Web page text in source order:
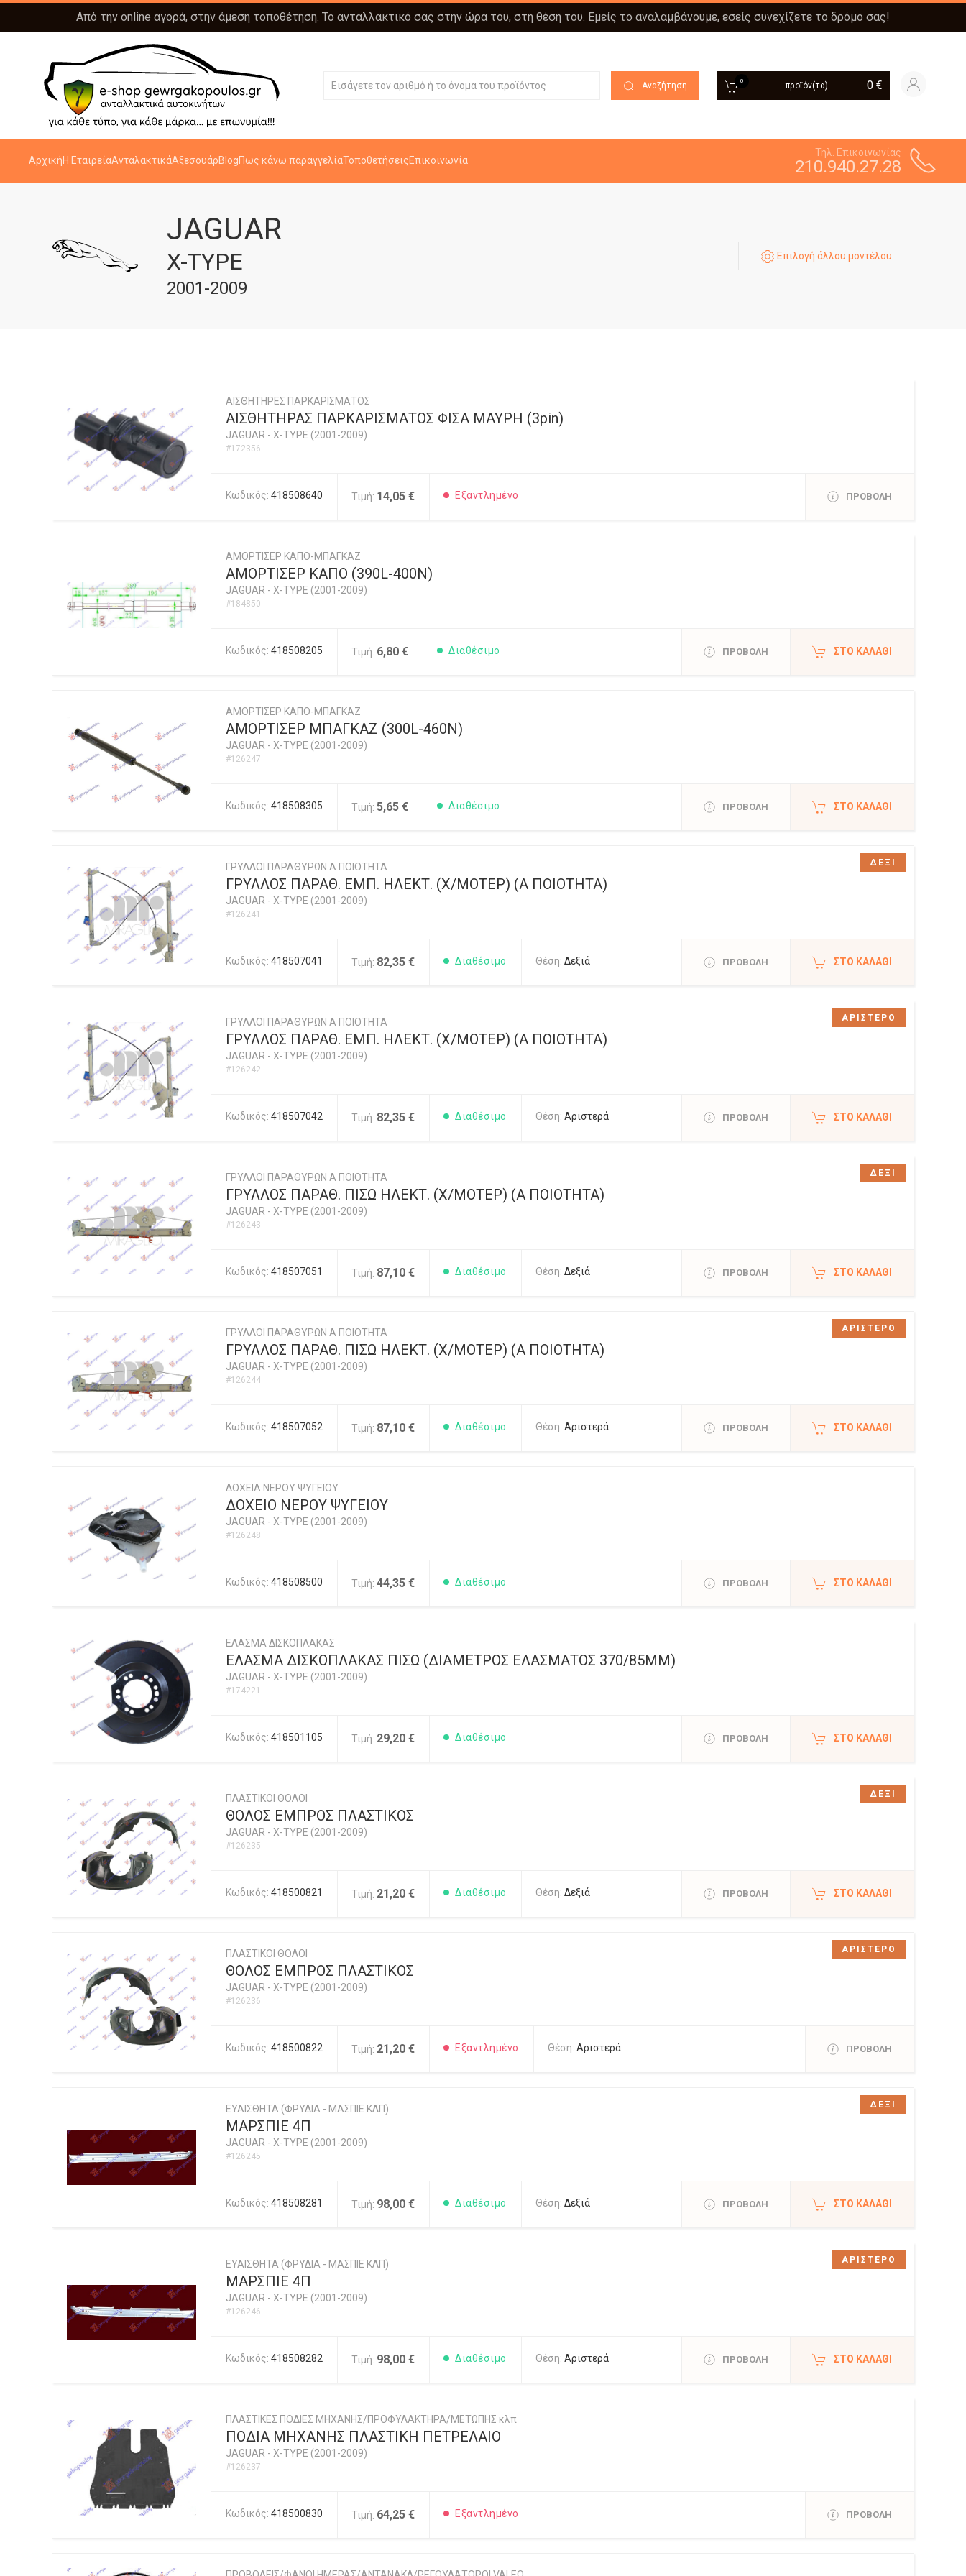
Από την online αγορά, στην άμεση τοποθέτηση. Το ανταλλακτικό σας στην ώρα του, στη θέση του. Εμείς το αναλαμβάνουμε, εσείς συνεχίζετε το δρόμο σας!
Αναζήτηση 0 προϊόν(τα) 0 €
ΑρχικήΗ ΕταιρείαΑνταλακτικάΑξεσουάρBlogΠως κάνω παραγγελίαΤοποθετήσειςΕπικοινωνία
Τηλ. Επικοινωνίας
210.940.27.28
JAGUAR
X-TYPE
2001-2009
Επιλογή άλλου μοντέλου
ΑΙΣΘΗΤΗΡΕΣ ΠΑΡΚΑΡΙΣΜΑΤΟΣ
ΑΙΣΘΗΤΗΡΑΣ ΠΑΡΚΑΡΙΣΜΑΤΟΣ ΦΙΣΑ ΜΑΥΡΗ (3pin)
JAGUAR - X-TYPE (2001-2009)
#172356
Κωδικός: 418508640 Τιμή: 14,05 € Εξαντλημένο ΠΡΟΒΟΛΗ
ΑΜΟΡΤΙΣΕΡ ΚΑΠΟ-ΜΠΑΓΚΑΖ
ΑΜΟΡΤΙΣΕΡ ΚΑΠΟ (390L-400N)
JAGUAR - X-TYPE (2001-2009)
#184850
Κωδικός: 418508205 Τιμή: 6,80 € Διαθέσιμο ΠΡΟΒΟΛΗ ΣΤΟ ΚΑΛΆΘΙ
ΑΜΟΡΤΙΣΕΡ ΚΑΠΟ-ΜΠΑΓΚΑΖ
ΑΜΟΡΤΙΣΕΡ ΜΠΑΓΚΑΖ (300L-460N)
JAGUAR - X-TYPE (2001-2009)
#126247
Κωδικός: 418508305 Τιμή: 5,65 € Διαθέσιμο ΠΡΟΒΟΛΗ ΣΤΟ ΚΑΛΆΘΙ
ΓΡΥΛΛΟΙ ΠΑΡΑΘΥΡΩΝ Α ΠΟΙΟΤΗΤΑ
ΓΡΥΛΛΟΣ ΠΑΡΑΘ. ΕΜΠ. ΗΛΕΚΤ. (Χ/ΜΟΤΕΡ) (Α ΠΟΙΟΤΗΤΑ)
JAGUAR - X-TYPE (2001-2009)
#126241
Κωδικός: 418507041 Τιμή: 82,35 € Διαθέσιμο Θέση: Δεξιά ΠΡΟΒΟΛΗ ΣΤΟ ΚΑΛΆΘΙ
ΔΕΞΙ
ΓΡΥΛΛΟΙ ΠΑΡΑΘΥΡΩΝ Α ΠΟΙΟΤΗΤΑ
ΓΡΥΛΛΟΣ ΠΑΡΑΘ. ΕΜΠ. ΗΛΕΚΤ. (Χ/ΜΟΤΕΡ) (Α ΠΟΙΟΤΗΤΑ)
JAGUAR - X-TYPE (2001-2009)
#126242
Κωδικός: 418507042 Τιμή: 82,35 € Διαθέσιμο Θέση: Αριστερά ΠΡΟΒΟΛΗ ΣΤΟ ΚΑΛΆΘΙ
ΑΡΙΣΤΕΡΟ
ΓΡΥΛΛΟΙ ΠΑΡΑΘΥΡΩΝ Α ΠΟΙΟΤΗΤΑ
ΓΡΥΛΛΟΣ ΠΑΡΑΘ. ΠΙΣΩ ΗΛΕΚΤ. (Χ/ΜΟΤΕΡ) (Α ΠΟΙΟΤΗΤΑ)
JAGUAR - X-TYPE (2001-2009)
#126243
Κωδικός: 418507051 Τιμή: 87,10 € Διαθέσιμο Θέση: Δεξιά ΠΡΟΒΟΛΗ ΣΤΟ ΚΑΛΆΘΙ
ΔΕΞΙ
ΓΡΥΛΛΟΙ ΠΑΡΑΘΥΡΩΝ Α ΠΟΙΟΤΗΤΑ
ΓΡΥΛΛΟΣ ΠΑΡΑΘ. ΠΙΣΩ ΗΛΕΚΤ. (Χ/ΜΟΤΕΡ) (Α ΠΟΙΟΤΗΤΑ)
JAGUAR - X-TYPE (2001-2009)
#126244
Κωδικός: 418507052 Τιμή: 87,10 € Διαθέσιμο Θέση: Αριστερά ΠΡΟΒΟΛΗ ΣΤΟ ΚΑΛΆΘΙ
ΑΡΙΣΤΕΡΟ
ΔΟΧΕΙΑ ΝΕΡΟΥ ΨΥΓΕΙΟΥ
ΔΟΧΕΙΟ ΝΕΡΟΥ ΨΥΓΕΙΟΥ
JAGUAR - X-TYPE (2001-2009)
#126248
Κωδικός: 418508500 Τιμή: 44,35 € Διαθέσιμο ΠΡΟΒΟΛΗ ΣΤΟ ΚΑΛΆΘΙ
ΕΛΑΣΜΑ ΔΙΣΚΟΠΛΑΚΑΣ
ΕΛΑΣΜΑ ΔΙΣΚΟΠΛΑΚΑΣ ΠΙΣΩ (ΔΙΑΜΕΤΡΟΣ ΕΛΑΣΜΑΤΟΣ 370/85ΜΜ)
JAGUAR - X-TYPE (2001-2009)
#174221
Κωδικός: 418501105 Τιμή: 29,20 € Διαθέσιμο ΠΡΟΒΟΛΗ ΣΤΟ ΚΑΛΆΘΙ
ΠΛΑΣΤΙΚΟΙ ΘΟΛΟΙ
ΘΟΛΟΣ ΕΜΠΡΟΣ ΠΛΑΣΤΙΚΟΣ
JAGUAR - X-TYPE (2001-2009)
#126235
Κωδικός: 418500821 Τιμή: 21,20 € Διαθέσιμο Θέση: Δεξιά ΠΡΟΒΟΛΗ ΣΤΟ ΚΑΛΆΘΙ
ΔΕΞΙ
ΠΛΑΣΤΙΚΟΙ ΘΟΛΟΙ
ΘΟΛΟΣ ΕΜΠΡΟΣ ΠΛΑΣΤΙΚΟΣ
JAGUAR - X-TYPE (2001-2009)
#126236
Κωδικός: 418500822 Τιμή: 21,20 € Εξαντλημένο Θέση: Αριστερά ΠΡΟΒΟΛΗ
ΑΡΙΣΤΕΡΟ
ΕΥΑΙΣΘΗΤΑ (ΦΡΥΔΙΑ - ΜΑΣΠΙΕ ΚΛΠ)
ΜΑΡΣΠΙΕ 4Π
JAGUAR - X-TYPE (2001-2009)
#126245
Κωδικός: 418508281 Τιμή: 98,00 € Διαθέσιμο Θέση: Δεξιά ΠΡΟΒΟΛΗ ΣΤΟ ΚΑΛΆΘΙ
ΔΕΞΙ
ΕΥΑΙΣΘΗΤΑ (ΦΡΥΔΙΑ - ΜΑΣΠΙΕ ΚΛΠ)
ΜΑΡΣΠΙΕ 4Π
JAGUAR - X-TYPE (2001-2009)
#126246
Κωδικός: 418508282 Τιμή: 98,00 € Διαθέσιμο Θέση: Αριστερά ΠΡΟΒΟΛΗ ΣΤΟ ΚΑΛΆΘΙ
ΑΡΙΣΤΕΡΟ
ΠΛΑΣΤΙΚΕΣ ΠΟΔΙΕΣ ΜΗΧΑΝΗΣ/ΠΡΟΦΥΛΑΚΤΗΡΑ/ΜΕΤΩΠΗΣ κλπ
ΠΟΔΙΑ ΜΗΧΑΝΗΣ ΠΛΑΣΤΙΚΗ ΠΕΤΡΕΛΑΙΟ
JAGUAR - X-TYPE (2001-2009)
#126237
Κωδικός: 418500830 Τιμή: 64,25 € Εξαντλημένο ΠΡΟΒΟΛΗ